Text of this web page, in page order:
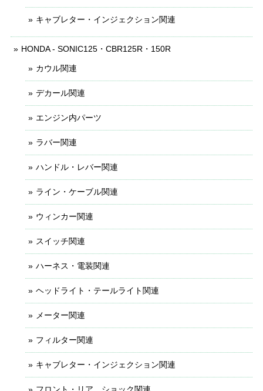
キャブレター・インジェクション関連
HONDA - SONIC125・CBR125R・150R
カウル関連
デカール関連
エンジン内パーツ
ラバー関連
ハンドル・レバー関連
ライン・ケーブル関連
ウィンカー関連
スイッチ関連
ハーネス・電装関連
ヘッドライト・テールライト関連
メーター関連
フィルター関連
キャブレター・インジェクション関連
フロント・リア ショック関連